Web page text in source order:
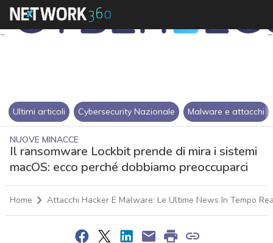
Ultimi articoli Cybersecurity Nazionale Malware e attacchi
NUOVE MINACCE
Il ransomware Lockbit prende di mira i sistemi
macOS: ecco perché dobbiamo preoccuparci
Home Attacchi Hacker E Malware: Le Ultime News In Tempo